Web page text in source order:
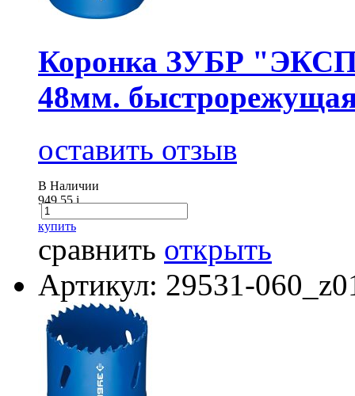
Коронка ЗУБР
48мм.
оставить отзыв
В Наличии
949.55i
купить
сравнить открыть
Артикул: 29531-